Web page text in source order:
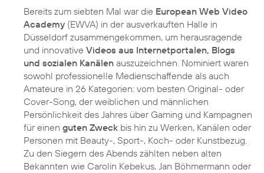
Bereits zum siebten Mal war die European Web Video
Academy (EWVA) in der ausverkauften Halle in
Düsseldorf zusammengekommen, um herausragende
und innovative Videos aus Internetportalen, Blogs
und sozialen Kanälen auszuzeichnen. Nominiert waren
sowohl professionelle Medienschaffende als auch
Amateure in 26 Kategorien: vom besten Original- oder
Cover-Song, der weiblichen und männlichen
Persönlichkeit des Jahres über Gaming und Kampagnen
für einen guten Zweck bis hin zu Werken, Kanälen oder
Personen mit Beauty-, Sport-, Koch- oder Kunstbezug.
Zu den Siegern des Abends zählten neben alten
Bekannten wie Carolin Kebekus, Jan Böhmermann oder